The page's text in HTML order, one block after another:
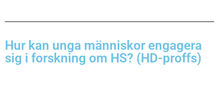
Hur kan unga människor engagera
sig i forskning om HS? (HD-proffs)